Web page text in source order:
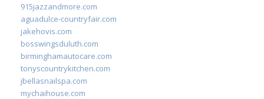
915jazzandmore.com
aguadulce-countryfair.com
jakehovis.com
bosswingsduluth.com
birminghamautocare.com
tonyscountrykitchen.com
jbellasnailspa.com
mychaihouse.com